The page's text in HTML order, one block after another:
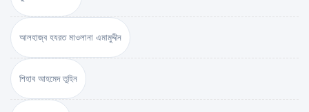
আলহাজ্ব হযরত মাওলানা এমামুদ্দীন
শিহাব আহমেদ তুহিন